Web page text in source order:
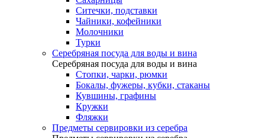
Ситечки, подставки
Чайники, кофейники
Молочники
Турки
Серебряная посуда для воды и вина
Серебряная посуда для воды и вина
Стопки, чарки, рюмки
Бокалы, фужеры, кубки, стаканы
Кувшины, графины
Кружки
Фляжки
Предметы сервировки из серебра